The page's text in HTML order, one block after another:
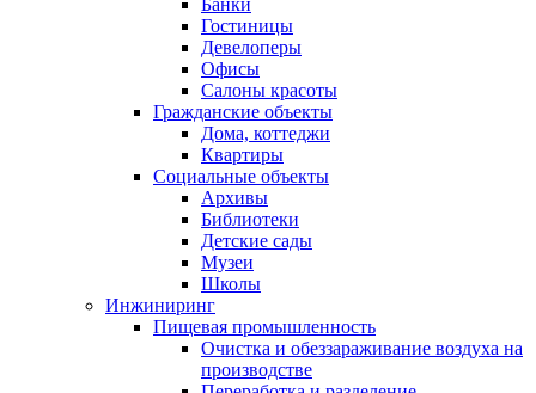
Банки
Гостиницы
Девелоперы
Офисы
Салоны красоты
Гражданские объекты
Дома, коттеджи
Квартиры
Социальные объекты
Архивы
Библиотеки
Детские сады
Музеи
Школы
Инжиниринг
Пищевая промышленность
Очистка и обеззараживание воздуха на
производстве